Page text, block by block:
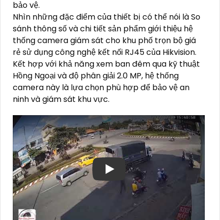
bảo vệ.
Nhìn những đặc điểm của thiết bị có thể nói là So
sánh thông số và chi tiết sản phẩm giới thiệu hệ
thống camera giám sát cho khu phố trọn bộ giá
rẻ sử dụng công nghệ kết nối RJ45 của Hikvision.
Kết hợp với khả năng xem ban đêm qua kỹ thuật
Hồng Ngoại và độ phân giải 2.0 MP, hệ thống
camera này là lựa chọn phù hợp để bảo vệ an
ninh và giám sát khu vực.